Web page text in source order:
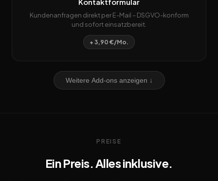
Kundenanfragen direkt per E-Mail – DSGVO-konform
und sofort einsatzbereit.
+ 3,90 €/Mo.
Weitere Add-ons anzeigen ↓
PREISE
Ein Preis. Alles inklusive.